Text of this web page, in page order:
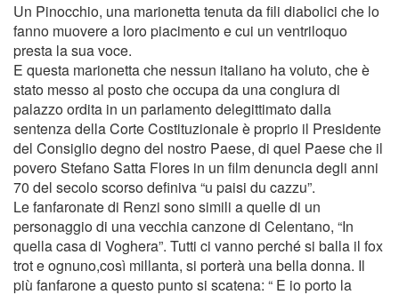
Un Pinocchio, una marionetta tenuta da fili diabolici che lo
fanno muovere a loro piacimento e cui un ventriloquo
presta la sua voce.
E questa marionetta che nessun italiano ha voluto, che è
stato messo al posto che occupa da una congiura di
palazzo ordita in un parlamento delegittimato dalla
sentenza della Corte Costituzionale è proprio il Presidente
del Consiglio degno del nostro Paese, di quel Paese che il
povero Stefano Satta Flores in un film denuncia degli anni
70 del secolo scorso definiva “u paisi du cazzu”.
Le fanfaronate di Renzi sono simili a quelle di un
personaggio di una vecchia canzone di Celentano, “In
quella casa di Voghera”. Tutti ci vanno perché si balla il fox
trot e ognuno,così millanta, si porterà una bella donna. Il
più fanfarone a questo punto si scatena: “ E io porto la